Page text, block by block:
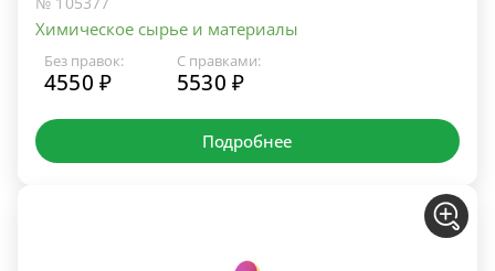
Химическое сырье и материалы
Без правок:
4550 ₽
С правками:
5530 ₽
Подробнее